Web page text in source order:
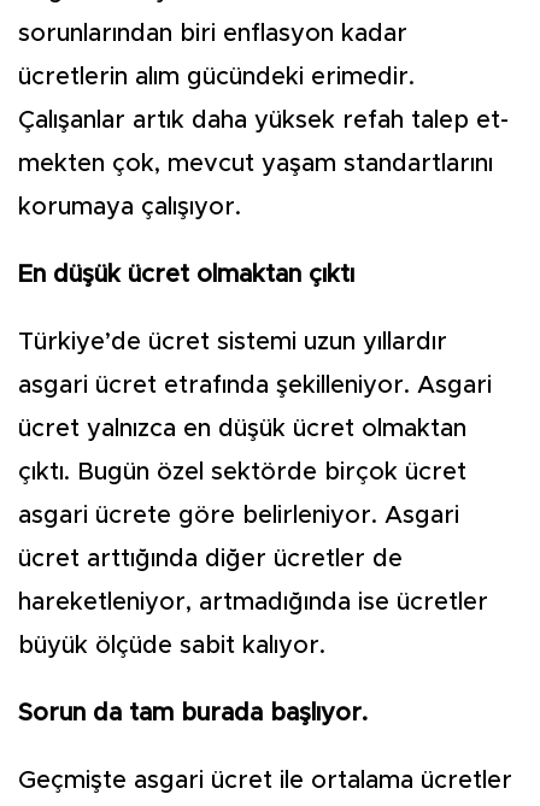
sorunlarından biri enflasyon kadar
ücretlerin alım gücündeki erimedir.
Çalışanlar artık daha yüksek refah talep et­
mekten çok, mevcut yaşam stan­dartlarını
korumaya çalışıyor.
En düşük ücret olmaktan çıktı
Türkiye’de ücret sistemi uzun yıllardır
asgari ücret etrafında şekilleniyor. Asgari
ücret yalnız­ca en düşük ücret olmaktan
çıktı. Bugün özel sektörde birçok ücret
asgari ücrete göre belirleniyor. Asgari
ücret arttığında diğer üc­retler de
hareketleniyor, artma­dığında ise ücretler
büyük ölçüde sabit kalıyor.
Sorun da tam burada başlıyor.
Geçmişte asgari ücret ile orta­lama ücretler